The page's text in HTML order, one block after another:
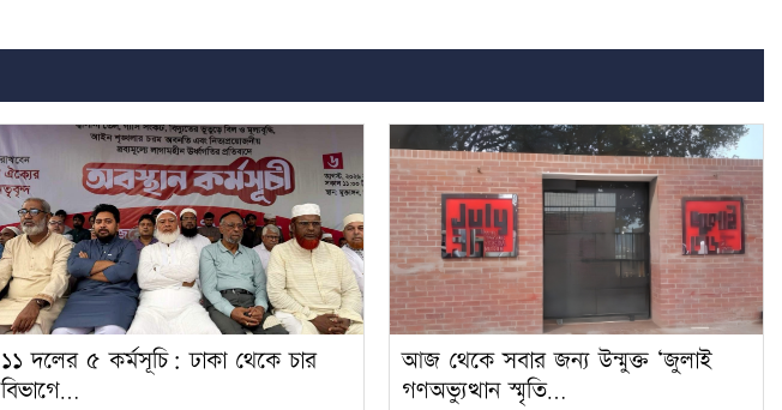
১১ দলের ৫ কর্মসূচি: ঢাকা থেকে চার
বিভাগে…
আজ থেকে সবার জন্য উন্মুক্ত ‘জুলাই
গণঅভ্যুত্থান স্মৃতি…